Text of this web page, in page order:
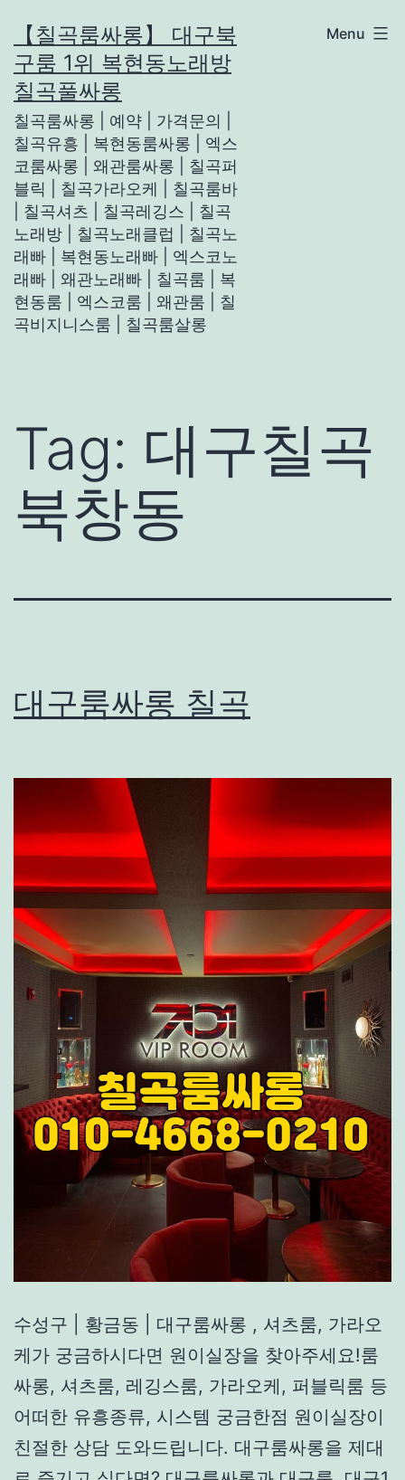
to
content
【칠곡룸싸롱】 대구북
구룸 1위 복현동노래방
칠곡풀싸롱
칠곡룸싸롱 | 예약 | 가격문의 |
칠곡유흥 | 복현동룸싸롱 | 엑스
코룸싸롱 | 왜관룸싸롱 | 칠곡퍼
블릭 | 칠곡가라오케 | 칠곡룸바
| 칠곡셔츠 | 칠곡레깅스 | 칠곡
노래방 | 칠곡노래클럽 | 칠곡노
래빠 | 복현동노래빠 | 엑스코노
래빠 | 왜관노래빠 | 칠곡룸 | 복
현동룸 | 엑스코룸 | 왜관룸 | 칠
곡비지니스룸 | 칠곡룸살롱
Menu
Tag: 대구칠곡
북창동
대구룸싸롱 칠곡
수성구 | 황금동 | 대구룸싸롱 , 셔츠룸, 가라오
케가 궁금하시다면 원이실장을 찾아주세요!룸
싸롱, 셔츠룸, 레깅스룸, 가라오케, 퍼블릭룸 등
어떠한 유흥종류, 시스템 궁금한점 원이실장이
친절한 상담 도와드립니다. 대구룸싸롱을 제대